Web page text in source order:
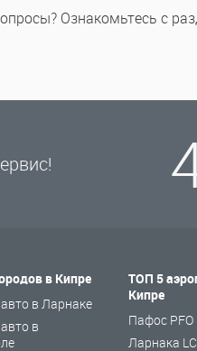
Ознакомьтесь с
в Кипре
в Ларнаке
в
ТОП 5
Кипре
Пафос PFO
Ларнака